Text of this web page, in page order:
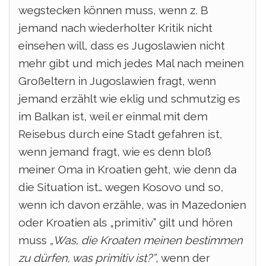
wegstecken können muss, wenn z. B
jemand nach wiederholter Kritik nicht
einsehen will, dass es Jugoslawien nicht
mehr gibt und mich jedes Mal nach meinen
Großeltern in Jugoslawien fragt, wenn
jemand erzählt wie eklig und schmutzig es
im Balkan ist, weil er einmal mit dem
Reisebus durch eine Stadt gefahren ist,
wenn jemand fragt, wie es denn bloß
meiner Oma in Kroatien geht, wie denn da
die Situation ist… wegen Kosovo und so,
wenn ich davon erzähle, was in Mazedonien
oder Kroatien als „primitiv” gilt und hören
muss „Was, die Kroaten meinen bestimmen
zu dürfen, was primitiv ist?”, wenn der